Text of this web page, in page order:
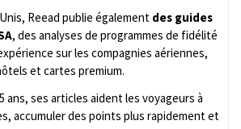
Reead publie également des guides
, des analyses de programmes de fidélité
sur les compagnies aériennes,
et cartes premium.
ans, ses articles aident les voyageurs à
accumuler des points plus rapidement et